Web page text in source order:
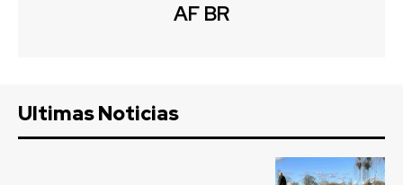
AF BR
Ultimas Noticias